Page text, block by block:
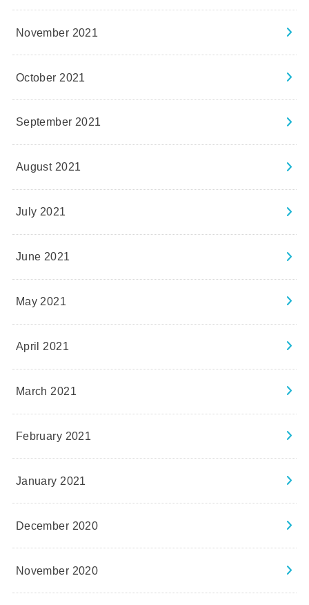
November 2021
October 2021
September 2021
August 2021
July 2021
June 2021
May 2021
April 2021
March 2021
February 2021
January 2021
December 2020
November 2020